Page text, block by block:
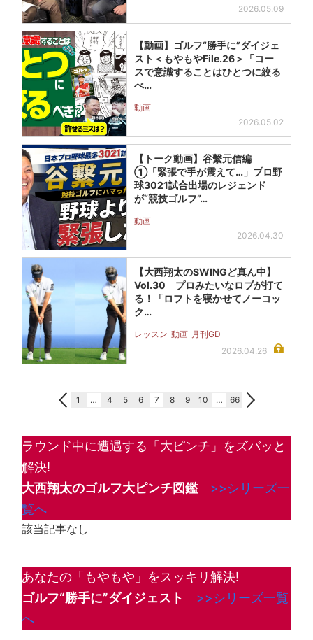
2026.05.09
【動画】ゴルフ“勝手に”ダイジェ
スト＜もやもやFile.26＞「コー
スで意識することはひとつに絞る
べ…
動画
2026.05.02
【トーク動画】谷繫元信編
①「緊張で手が震えて…」プロ野
球3021試合出場のレジェンド
が“競技ゴルフ”…
動画
2026.04.30
【大西翔太のSWINGど真ん中】
Vol.30 プロみたいなロブが打て
る！「ロフトを寝かせてノーコッ
ク…
レッスン 動画 月刊GD
2026.04.26
1 … 4 5 6 7 8 9 10 … 66
ラウンド中に遭遇する「大ピンチ」をズバッと
解決!
大西翔太のゴルフ大ピンチ図鑑
>>シリーズ一
覧へ
該当記事なし
あなたの「もやもや」をスッキリ解決!
ゴルフ“勝手に”ダイジェスト
>>シリーズ一覧
へ